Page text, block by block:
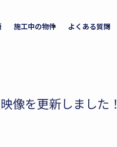
施工中の物件 よくある質問
像を更新しました！